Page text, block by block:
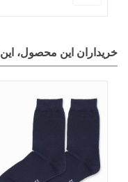
خریداران این محصول، این